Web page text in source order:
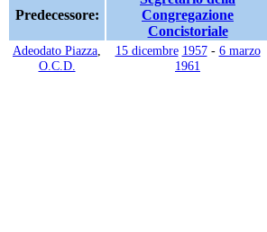
Predecessore:
Congregazione
Concistoriale
Adeodato Piazza
O.C.D.
15 dicembre 1957- 6 marzo
1961